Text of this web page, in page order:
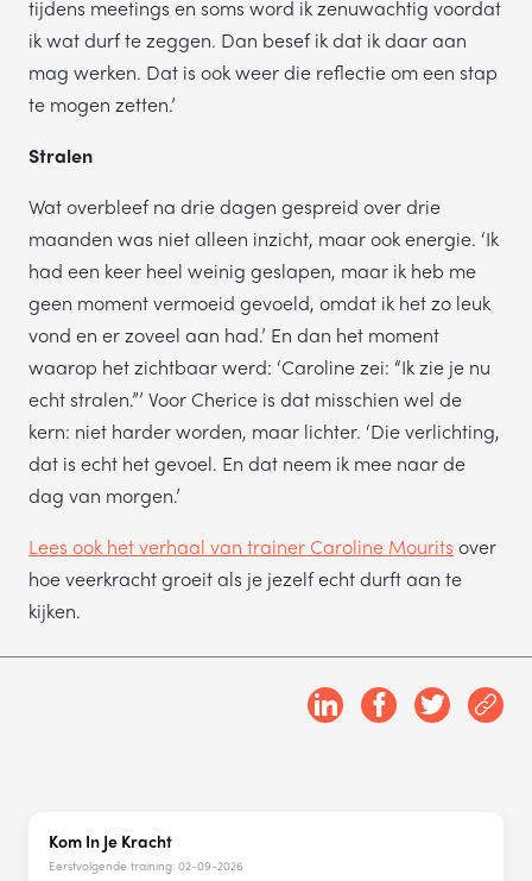
tijdens meetings en soms word ik zenuwachtig voordat
ik wat durf te zeggen. Dan besef ik dat ik daar aan
mag werken. Dat is ook weer die reflectie om een stap
te mogen zetten.’
Stralen
Wat overbleef na drie dagen gespreid over drie
maanden was niet alleen inzicht, maar ook energie. ‘Ik
had een keer heel weinig geslapen, maar ik heb me
geen moment vermoeid gevoeld, omdat ik het zo leuk
vond en er zoveel aan had.’ En dan het moment
waarop het zichtbaar werd: ‘Caroline zei: “Ik zie je nu
echt stralen.”’ Voor Cherice is dat misschien wel de
kern: niet harder worden, maar lichter. ‘Die verlichting,
dat is echt het gevoel. En dat neem ik mee naar de
dag van morgen.’
Lees ook het verhaal van trainer Caroline Mourits over
hoe veerkracht groeit als je jezelf echt durft aan te
kijken.
Kom In Je Kracht
Eerstvolgende training: 02-09-2026